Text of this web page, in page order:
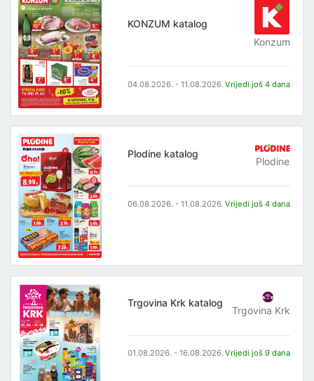
KONZUM katalog
Konzum
04.08.2026. - 11.08.2026. Vrijedi još 4 dana
Plodine katalog
Plodine
06.08.2026. - 11.08.2026. Vrijedi još 4 dana
Trgovina Krk katalog
Trgovina Krk
01.08.2026. - 16.08.2026. Vrijedi još 9 dana